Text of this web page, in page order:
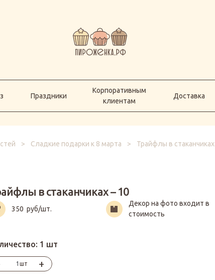
Праздники
Корпоративным
клиентам
Доставка
> Сладкие подарки к 8 марта > Трайфлы в стаканчиках
в стаканчиках – 10
350 руб/шт.
Декор на фото входит в
стоимость
1 шт
шт +